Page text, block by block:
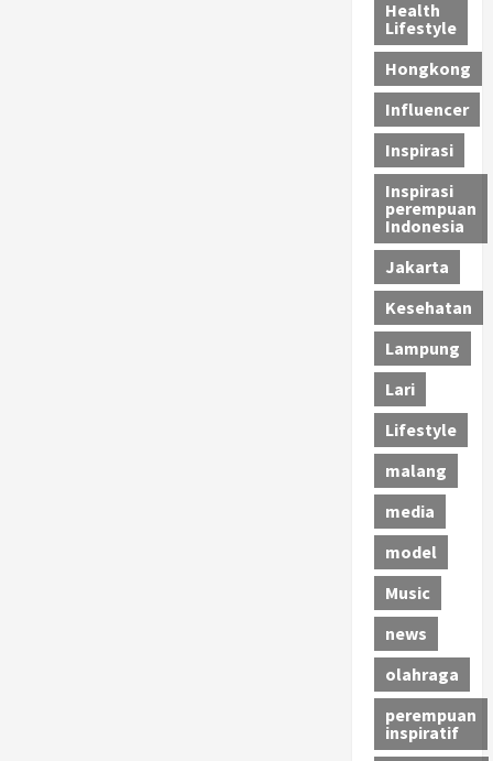
Health
Lifestyle
Hongkong
Influencer
Inspirasi
Inspirasi
perempuan
Indonesia
Jakarta
Kesehatan
Lampung
Lari
Lifestyle
malang
media
model
Music
news
olahraga
perempuan
inspiratif